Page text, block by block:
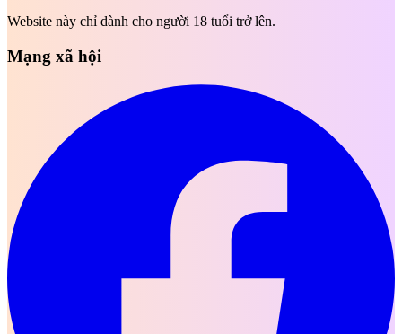
Website này chỉ dành cho người 18 tuổi trở lên.
Mạng xã hội